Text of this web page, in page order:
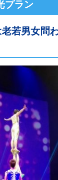
プラン
若男女問